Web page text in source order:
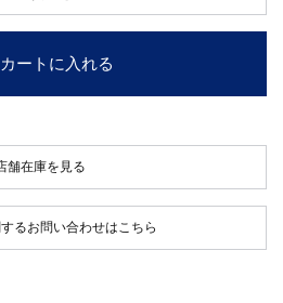
カートに入れる
舗在庫を見る
るお問い合わせはこちら